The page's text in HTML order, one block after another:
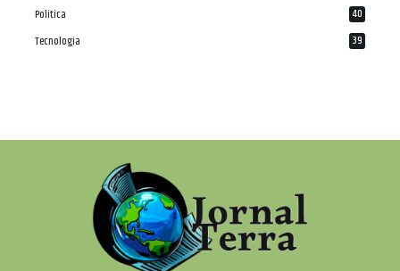
Política 40
Tecnologia 39